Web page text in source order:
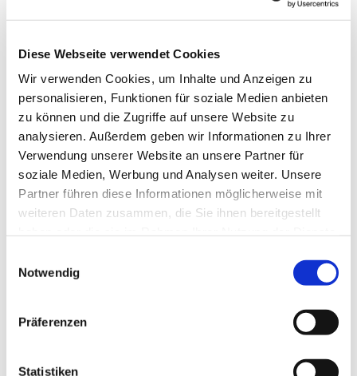
Diese Webseite verwendet Cookies
Wir verwenden Cookies, um Inhalte und Anzeigen zu
personalisieren, Funktionen für soziale Medien anbieten
zu können und die Zugriffe auf unsere Website zu
analysieren. Außerdem geben wir Informationen zu Ihrer
Verwendung unserer Website an unsere Partner für
soziale Medien, Werbung und Analysen weiter. Unsere
Partner führen diese Informationen möglicherweise mit
weiteren Daten zusammen, die Sie ihnen bereitgestellt
Notwendig
Präferenzen
Statistiken
Dies könnte Sie auch